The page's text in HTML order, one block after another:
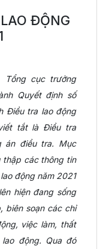
ĐỘNG
Tổng cục trưởng
Quyết định số
Điều tra lao động
tắt là Điều tra
án điều tra. Mục
thập các thông tin
động năm 2021
hiện đang sống
biên soạn các chỉ
việc làm, thất
động. Qua đó